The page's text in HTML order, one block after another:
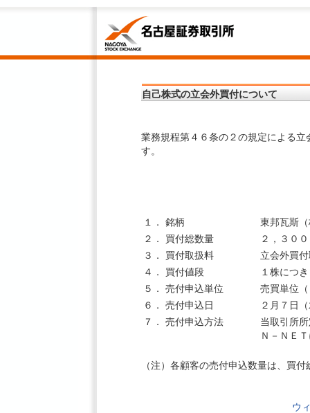
自己株式の立会外買付について
業務規程第４６条の２の規定による
す。
１． 銘柄
東邦瓦斯
２．
買付総数量
２，３０
３．
買付取扱料
立会外買
４．
買付値段
１株につ
５．
売付申込単位
売買単位
６．
売付申込日
２月７日
７．
売付申込方法
当取引所
Ｎ－ＮＥ
（注）各顧客の売付申込数量は、買
ウ